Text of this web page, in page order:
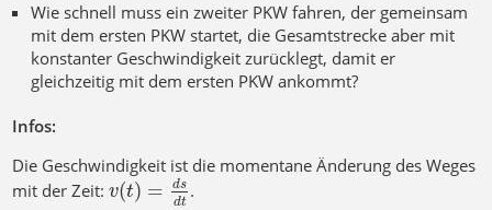
Wie schnell muss ein zweiter PKW fahren, der gemeinsam
mit dem ersten PKW startet, die Gesamtstrecke aber mit
konstanter Geschwindigkeit zurücklegt, damit er
gleichzeitig mit dem ersten PKW ankommt?
Infos:
Die Geschwindigkeit ist die momentane Änderung des Weges
mit der Zeit:v(t) = ds
dt
.